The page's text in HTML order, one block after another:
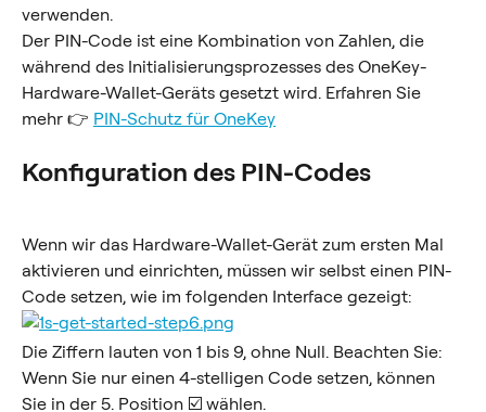
verwenden.
Der PIN-Code ist eine Kombination von Zahlen, die
während des Initialisierungsprozesses des OneKey-
Hardware-Wallet-Geräts gesetzt wird. Erfahren Sie
mehr 👉 PIN-Schutz für OneKey
Konfiguration des PIN-Codes
Wenn wir das Hardware-Wallet-Gerät zum ersten Mal
aktivieren und einrichten, müssen wir selbst einen PIN-
Code setzen, wie im folgenden Interface gezeigt:
Die Ziffern lauten von 1 bis 9, ohne Null. Beachten Sie:
Wenn Sie nur einen 4-stelligen Code setzen, können
Sie in der 5. Position ☑️ wählen.